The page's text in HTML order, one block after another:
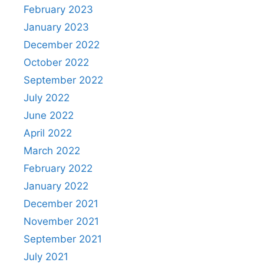
February 2023
January 2023
December 2022
October 2022
September 2022
July 2022
June 2022
April 2022
March 2022
February 2022
January 2022
December 2021
November 2021
September 2021
July 2021